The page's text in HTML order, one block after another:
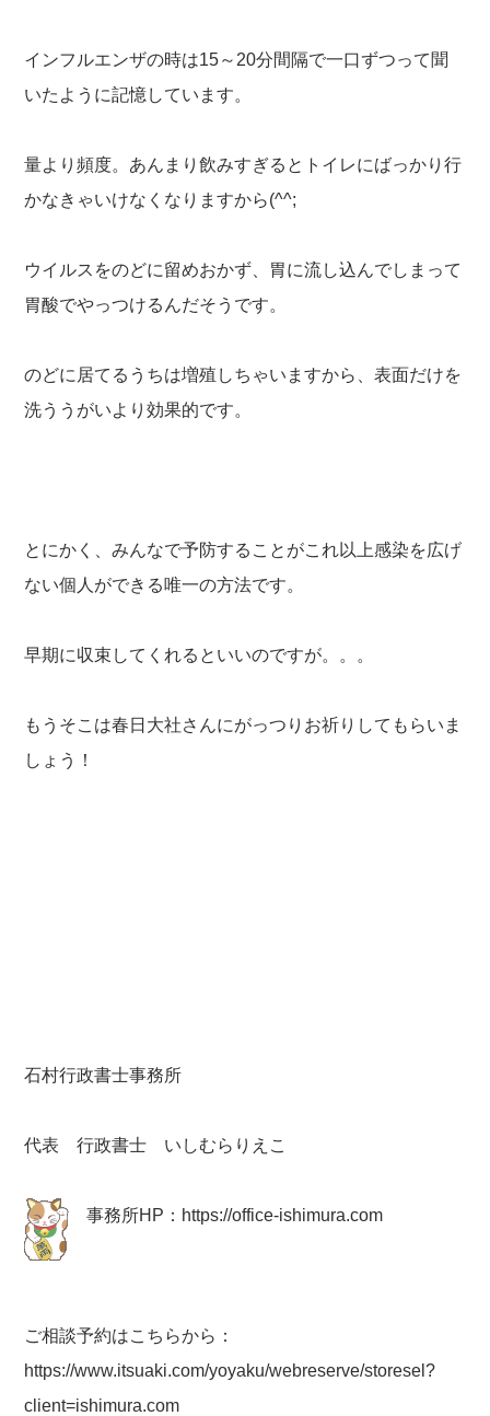
インフルエンザの時は15～20分間隔で一口ずつって聞
いたように記憶しています。
量より頻度。あんまり飲みすぎるとトイレにばっかり行
かなきゃいけなくなりますから(^^;
ウイルスをのどに留めおかず、胃に流し込んでしまって
胃酸でやっつけるんだそうです。
のどに居てるうちは増殖しちゃいますから、表面だけを
洗ううがいより効果的です。
とにかく、みんなで予防することがこれ以上感染を広げ
ない個人ができる唯一の方法です。
早期に収束してくれるといいのですが。。。
もうそこは春日大社さんにがっつりお祈りしてもらいま
しょう！
石村行政書士事務所
代表 行政書士 いしむらりえこ
事務所HP： https://office-ishimura.com
ご相談予約はこちらから：
https://www.itsuaki.com/yoyaku/webreserve/storesel?
client=ishimura.com